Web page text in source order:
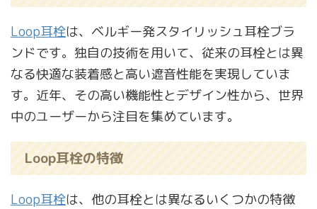
Loop耳栓は、ベルギー発スタイリッシュ耳栓ブラ
ンドです。独自の技術を用いて、従来の耳栓とは異
なる快適な装着感と高い遮音性能を実現していま
す。近年、その高い機能性とデザイン性から、世界
中のユーザーから注目を集めています。
Loop耳栓の特徴
Loop耳栓は、他の耳栓とは異なるいくつかの特徴